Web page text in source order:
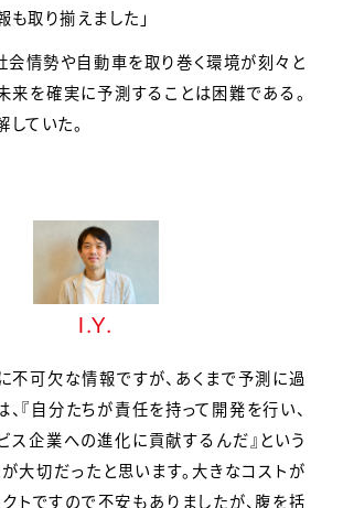
も取り揃えました」
会情勢や自動車を取り巻く環境が刻々と
来を確実に予測することは困難である。
ていた。
I.Y.
不可欠な情報ですが、あくまで予測に過
、『自分たちが責任を持って開発を行い、
ス企業への進化に貢献するんだ』という
大切だったと思います。大きなコストが
トですので不安もありましたが、腹を括